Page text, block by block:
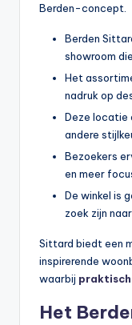
Berden-concept.
Berden
showroom
Het
nadruk op
Deze locatie
andere
Bezoekers
en meer
De winkel is
zoek zijn
Sittard biedt een
inspirerende
waarbij
Het